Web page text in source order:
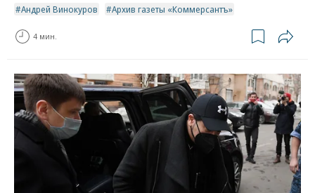
Андрей Винокуров
Архив газеты «Коммерсантъ»
4 мин.